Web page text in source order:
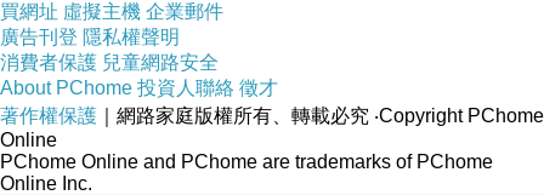
買網址 虛擬主機 企業郵件
廣告刊登 隱私權聲明
消費者保護 兒童網路安全
About PChome 投資人聯絡 徵才
著作權保護 ｜網路家庭版權所有、轉載必究 ‧Copyright PChome
Online
PChome Online and PChome are trademarks of PChome
Online Inc.